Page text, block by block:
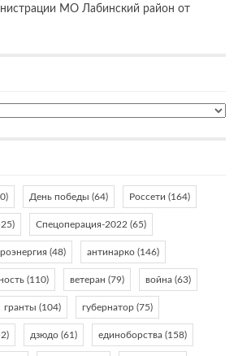
МО Лабинский район от
День победы (64) Россети (164)
Спецоперация-2022 (65)
(48) антинарко (146)
(110) ветеран (79) война (63)
гранты (104) губернатор (75)
дзюдо (61) единоборства (158)